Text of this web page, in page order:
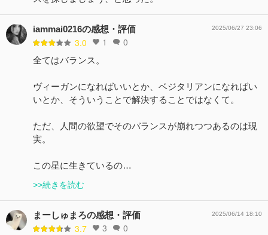
iammai0216の感想・評価
3.0 1 0
2025/06/27 23:06
全てはバランス。
ヴィーガンになればいいとか、ベジタリアンになればい
いとか、そういうことで解決することではなくて。
ただ、人間の欲望でそのバランスが崩れつつあるのは現
実。
この星に生きているの…
>>続きを読む
まーしゅまろの感想・評価
3.7 3 0
2025/06/14 18:10